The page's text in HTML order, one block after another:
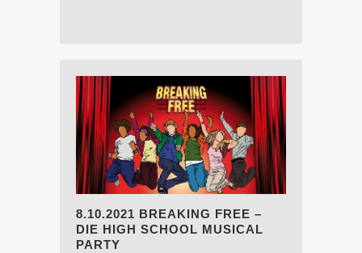
8.10.2021 BREAKING FREE –
DIE HIGH SCHOOL MUSICAL
PARTY